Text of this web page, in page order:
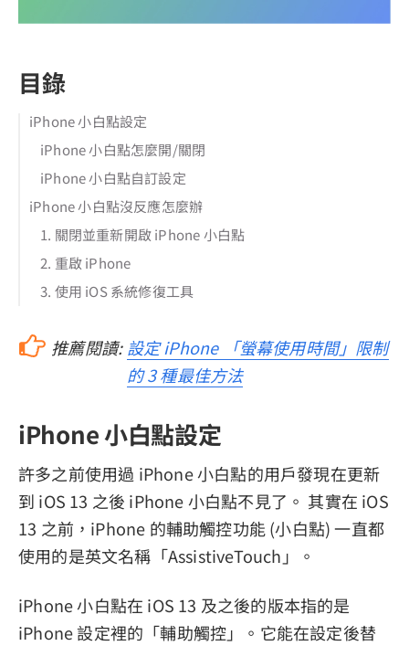
目錄
iPhone 小白點設定
iPhone 小白點怎麼開/關閉
iPhone 小白點自訂設定
iPhone 小白點沒反應怎麼辦
1. 關閉並重新開啟 iPhone 小白點
2. 重啟 iPhone
3. 使用 iOS 系統修復工具
推薦閱讀: 設定 iPhone 「螢幕使用時間」限制
的 3 種最佳方法
iPhone 小白點設定
許多之前使用過 iPhone 小白點的用戶發現在更新
到 iOS 13 之後 iPhone 小白點不見了。 其實在 iOS
13 之前，iPhone 的輔助觸控功能 (小白點) 一直都
使用的是英文名稱「AssistiveTouch」。
iPhone 小白點在 iOS 13 及之後的版本指的是
iPhone 設定裡的「輔助觸控」。它能在設定後替